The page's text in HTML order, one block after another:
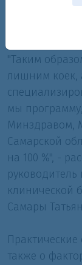
больнице
Сергиевске,
"Таким
лишним коек,
мы
Минздравом,
Самарской
на 100 %", -
руководитель
клинической
Самары
также о